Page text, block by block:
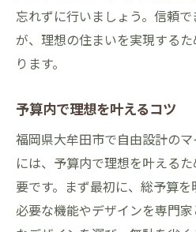
忘れずに行いましょう。信頼
が、理想の住まいを実現する
ります。
予算内で理想を叶えるコツ
福岡県大牟田市で自由設計の
には、予算内で理想を叶える
要です。まず最初に、総予算
必要な機能やデザインを専門